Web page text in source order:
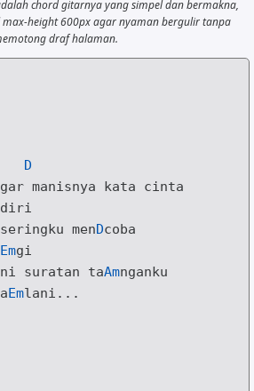
chord gitarnya yang simpel dan bermakna,
height 600px agar nyaman bergulir tanpa
draf halaman.
D
menDcoba
Em
ni suratan taAmnganku
Emlani...